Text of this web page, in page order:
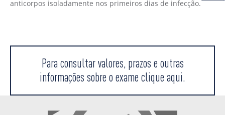
anticorpos isoladamente nos primeiros dias de infecção.
Para consultar valores, prazos e outras
informações sobre o exame clique aqui.